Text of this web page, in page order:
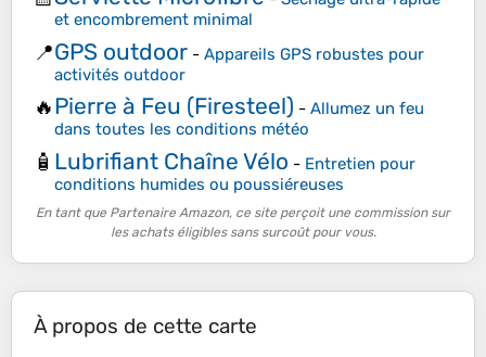
et encombrement minimal
📍GPS outdoor - Appareils GPS robustes pour
activités outdoor
🔥Pierre à Feu (Firesteel) - Allumez un feu
dans toutes les conditions météo
🧴 Lubrifiant Chaîne Vélo - Entretien pour
conditions humides ou poussiéreuses
En tant que Partenaire Amazon, ce site perçoit une commission sur
les achats éligibles sans surcoût pour vous.
À propos de cette carte